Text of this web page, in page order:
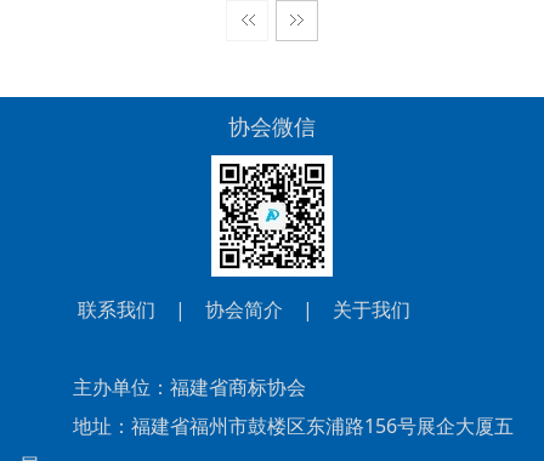
协会微信
联系我们 | 协会简介 | 关于我们
主办单位：福建省商标协会
地址：福建省福州市鼓楼区东浦路156号展企大厦五